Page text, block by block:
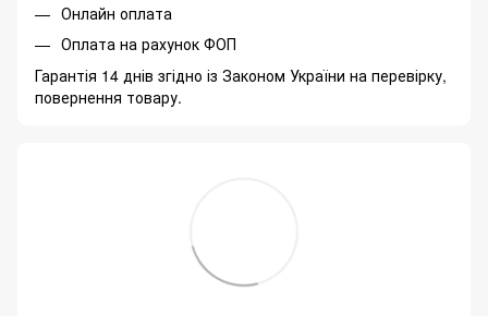
Онлайн оплата
Оплата на рахунок ФОП
Гарантія 14 днів згідно із Законом України на перевірку,
повернення товару.